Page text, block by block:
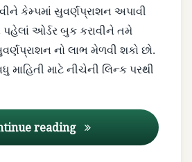
કેમ્પમાં સુવર્ણપ્રાશન અપાવી
પહેલાં ઓર્ડર બુક કરાવીને તમે
નો લાભ મેળવી શકો છો.
માહિતી માટે નીચેની લિન્ક પરથી
reading સુવર્ણપ્રાશન – પુષ્ય